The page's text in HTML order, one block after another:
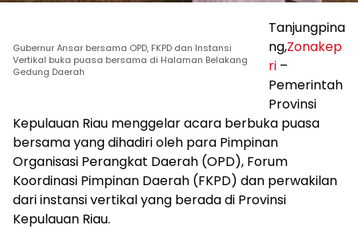
Gubernur Ansar bersama OPD, FKPD dan Instansi
Vertikal buka puasa bersama di Halaman Belakang
Gedung Daerah
Tanjungpina
ng,Zonakep
ri –
Pemerintah
Provinsi
Kepulauan Riau menggelar acara berbuka puasa
bersama yang dihadiri oleh para Pimpinan
Organisasi Perangkat Daerah (OPD), Forum
Koordinasi Pimpinan Daerah (FKPD) dan perwakilan
dari instansi vertikal yang berada di Provinsi
Kepulauan Riau.